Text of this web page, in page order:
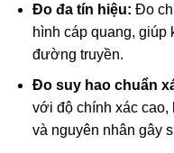
Đo đa tín hiệu: Đo
hình cáp quang, giúp
đường truyền.
Đo suy hao chuẩn
với độ chính xác cao,
và nguyên nhân gây